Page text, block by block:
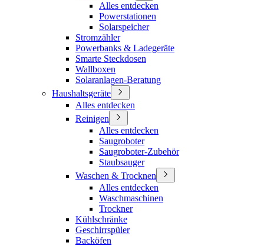
Alles entdecken
Powerstationen
Solarspeicher
Stromzähler
Powerbanks & Ladegeräte
Smarte Steckdosen
Wallboxen
Solaranlagen-Beratung
Haushaltsgeräte
Alles entdecken
Reinigen
Alles entdecken
Saugroboter
Saugroboter-Zubehör
Staubsauger
Waschen & Trocknen
Alles entdecken
Waschmaschinen
Trockner
Kühlschränke
Geschirrspüler
Backöfen